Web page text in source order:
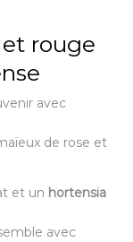
rouge
avec
de rose et
et un hortensia
avec